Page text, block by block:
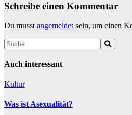
Schreibe einen Kommentar
Du musst angemeldet sein, um einen
Auch interessant
Kultur
Was ist Asexualität?